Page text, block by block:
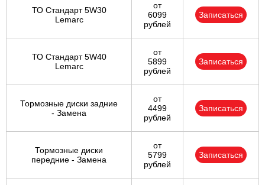
ТО Стандарт 5W30
Lemarc
от
6099
рублей
Записаться
ТО Стандарт 5W40
Lemarc
от
5899
рублей
Записаться
Тормозные диски задние
- Замена
от
4499
рублей
Записаться
Тормозные диски
передние - Замена
от
5799
рублей
Записаться